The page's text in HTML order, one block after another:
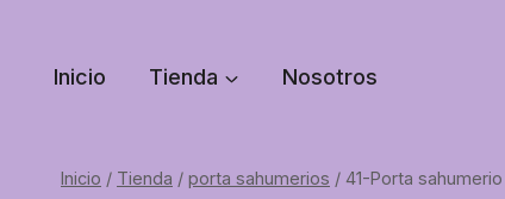
contenido
Inicio Tienda Nosotros
Inicio / Tienda / porta sahumerios / 41-Porta